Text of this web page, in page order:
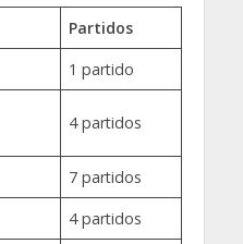
Partidos
1 partido
4 partidos
7 partidos
4 partidos